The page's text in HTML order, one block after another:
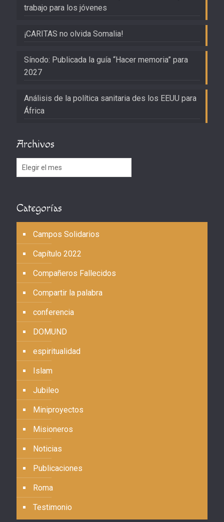
trabajo para los jóvenes
¡CARITAS no olvida Somalia!
Sínodo: Publicada la guía “Hacer memoria” para
2027
Análisis de la política sanitaria des los EEUU para
África
Archivos
Archivos
Categorías
Campos Solidarios
Capítulo 2022
Compañeros Fallecidos
Compartir la palabra
conferencia
DOMUND
espiritualidad
Islam
Jubileo
Miniproyectos
Misioneros
Noticias
Publicaciones
Roma
Testimonio